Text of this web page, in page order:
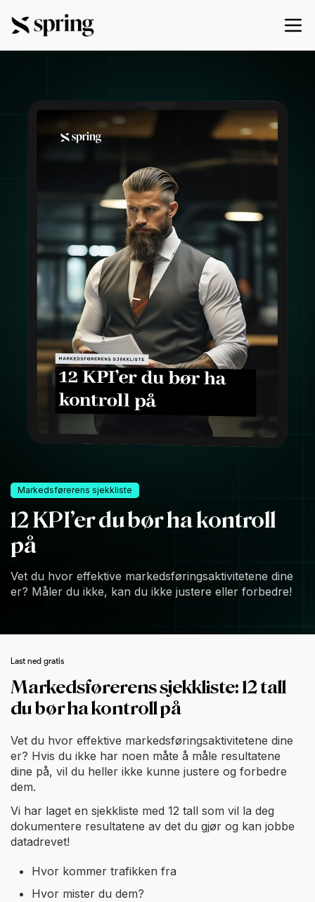
Markedsførerens sjekkliste
12 KPI’er du bør ha kontroll
på
Vet du hvor effektive markedsføringsaktivitetene dine
er? Måler du ikke, kan du ikke justere eller forbedre!
Last ned gratis
Markedsførerens sjekkliste: 12 tall
du bør ha kontroll på
Vet du hvor effektive markedsføringsaktivitetene dine
er? Hvis du ikke har noen måte å måle resultatene
dine på, vil du heller ikke kunne justere og forbedre
dem.
Vi har laget en sjekkliste med 12 tall som vil la deg
dokumentere resultatene av det du gjør og kan jobbe
datadrevet!
Hvor kommer trafikken fra
Hvor mister du dem?